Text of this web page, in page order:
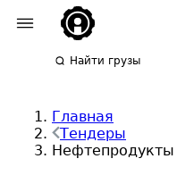
Найти грузы
Главная
Тендеры
Нефтепродукты